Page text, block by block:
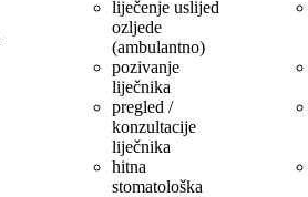
liječenje uslijed
ozljede
(ambulantno)
pozivanje
liječnika
pregled /
konzultacije
liječnika
hitna
stomatološka